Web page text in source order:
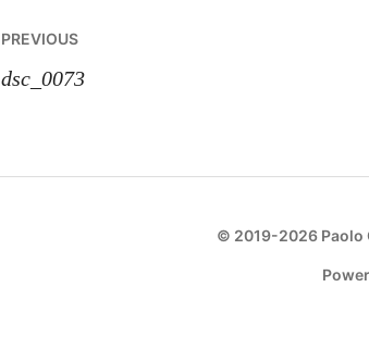
Navigazione
articoli
PREVIOUS
dsc_0073
© 2019-2026 Paolo